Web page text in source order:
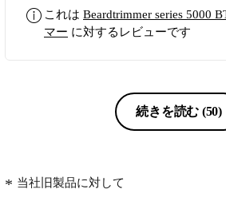
これは Beardtrimmer series 5000
マー に対するレビューです
続きを読む (50)
当社旧製品に対して